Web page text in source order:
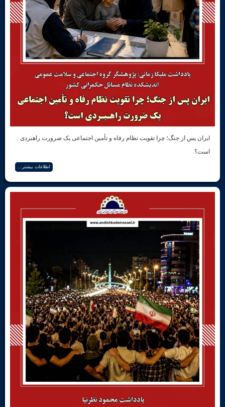
جنگ؛ چرا تقویت نظام رفاه و تأمین اجتماعی یک ضرورت راهبردی